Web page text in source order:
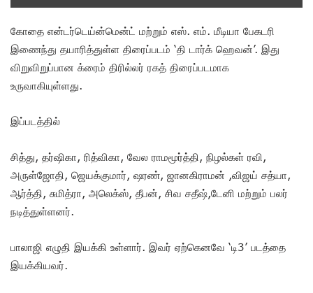
கோதை என்டர்டெய்ன்மென்ட் மற்றும் எஸ். எம். மீடியா பேகடரி
இணைந்து தயாரித்துள்ள திரைப்படம் ‘தி டார்க் ஹெவன்’. இது
விறுவிறுப்பான க்ரைம் திரில்லர் ரகத் திரைப்படமாக
உருவாகியுள்ளது.
இப்படத்தில்
சித்து, தர்ஷிகா, ரித்விகா, வேல ராமமூர்த்தி, நிழல்கள் ரவி,
அருள்ஜோதி, ஜெயக்குமார், ஷரண், ஜானகிராமன் ,விஜய் சத்யா,
ஆர்த்தி, சுமித்ரா, அலெக்ஸ், தீபன், சிவ சதீஷ்,டேனி மற்றும் பலர்
நடித்துள்ளனர்.
பாலாஜி எழுதி இயக்கி உள்ளார். இவர் ஏற்கெனவே ‘டி3’ படத்தை
இயக்கியவர்.